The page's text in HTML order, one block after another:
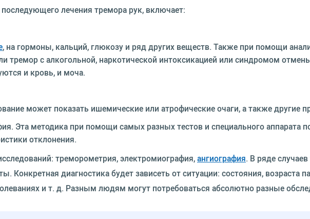
лечения тремора рук, включает:
, на гормоны, кальций, глюкозу и ряд других веществ. Также при помощи
тремор с алкогольной, наркотической интоксикацией или синдромом
и кровь, и моча.
может показать ишемические или атрофические очаги, а также другие
Эта методика при помощи самых разных тестов и специального аппарата
отклонения.
треморометрия, электромиография,ангиография. В ряде
Конкретная диагностика будет зависеть от ситуации: состояния, возраста
и т. д. Разным людям могут потребоваться абсолютно разные